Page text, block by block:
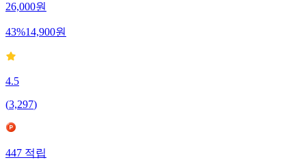
26,000원
43%14,900원
4.5
(3,297)
447 적립